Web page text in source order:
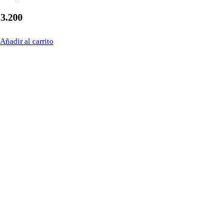
Añadir al carrito